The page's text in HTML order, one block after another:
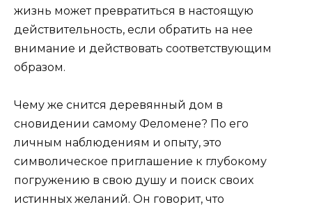
жизнь может превратиться в настоящую
действительность, если обратить на нее
внимание и действовать соответствующим
образом.
Чему же снится деревянный дом в
сновидении самому Феломене? По его
личным наблюдениям и опыту, это
символическое приглашение к глубокому
погружению в свою душу и поиск своих
истинных желаний. Он говорит, что